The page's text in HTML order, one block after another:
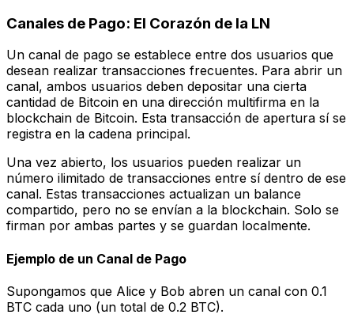
Canales de Pago: El Corazón de la LN
Un canal de pago se establece entre dos usuarios que
desean realizar transacciones frecuentes. Para abrir un
canal, ambos usuarios deben depositar una cierta
cantidad de Bitcoin en una dirección multifirma en la
blockchain de Bitcoin. Esta transacción de apertura sí se
registra en la cadena principal.
Una vez abierto, los usuarios pueden realizar un
número ilimitado de transacciones entre sí dentro de ese
canal. Estas transacciones actualizan un balance
compartido, pero no se envían a la blockchain. Solo se
firman por ambas partes y se guardan localmente.
Ejemplo de un Canal de Pago
Supongamos que Alice y Bob abren un canal con 0.1
BTC cada uno (un total de 0.2 BTC).